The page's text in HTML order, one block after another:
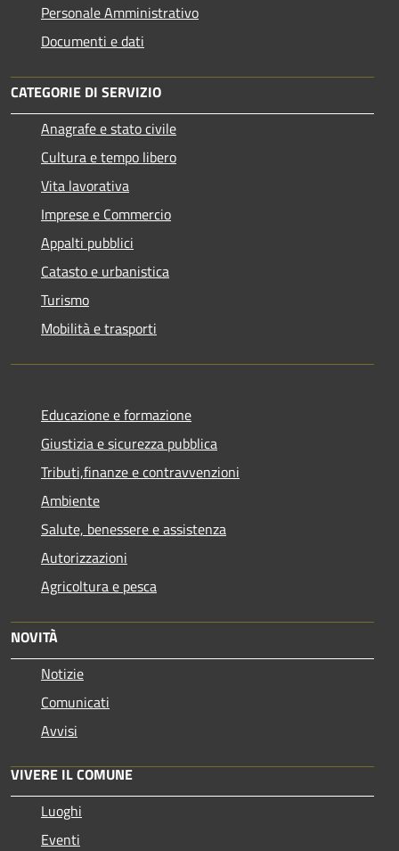
Personale Amministrativo
Documenti e dati
CATEGORIE DI SERVIZIO
Anagrafe e stato civile
Cultura e tempo libero
Vita lavorativa
Imprese e Commercio
Appalti pubblici
Catasto e urbanistica
Turismo
Mobilità e trasporti
Educazione e formazione
Giustizia e sicurezza pubblica
Tributi,finanze e contravvenzioni
Ambiente
Salute, benessere e assistenza
Autorizzazioni
Agricoltura e pesca
NOVITÀ
Notizie
Comunicati
Avvisi
VIVERE IL COMUNE
Luoghi
Eventi